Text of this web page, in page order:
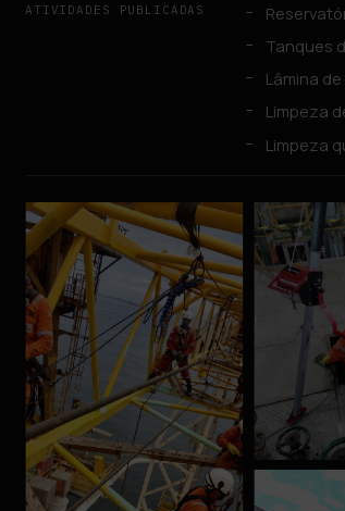
ATIVIDADES PUBLICADAS
Tanques
Lâmina
Limpeza
Limpeza